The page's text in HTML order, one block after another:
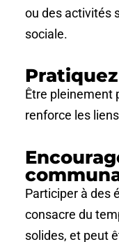
ou des activités
sociale.
Être pleinement
renforce les
Participer à des
consacre du
solides, et peut